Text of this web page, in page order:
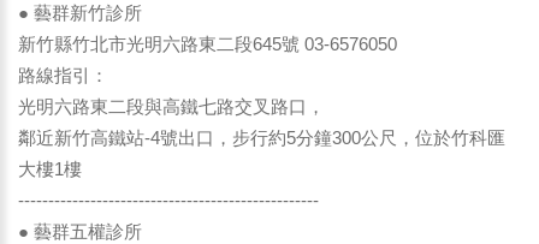
● 藝群新竹診所
新竹縣竹北市光明六路東二段645號 03-6576050
路線指引：
光明六路東二段與高鐵七路交叉路口，
鄰近新竹高鐵站-4號出口，步行約5分鐘300公尺，位於竹科匯
大樓1樓
--------------------------------------------------
● 藝群五權診所